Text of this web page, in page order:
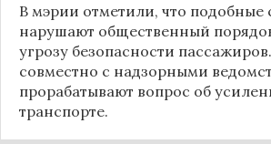
В мэрии отметили, что подобные
нарушают общественный
угрозу безопасности
совместно с надзорными
прорабатывают вопрос об
транспорте.